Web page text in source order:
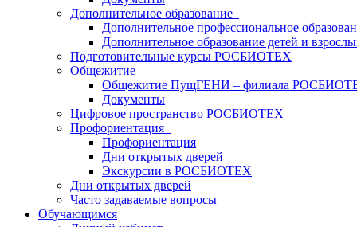
Дополнительное образование
Дополнительное профессиональное
Дополнительное образование детей и
Подготовительные курсы РОСБИОТЕХ
Общежитие
Общежитие ПущГЕНИ – филиала
Документы
Цифровое пространство РОСБИОТЕХ
Профориентация
Профориентация
Дни открытых дверей
Экскурсии в РОСБИОТЕХ
Дни открытых дверей
Часто задаваемые вопросы
Обучающимся